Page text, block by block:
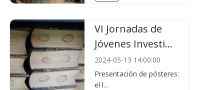
VI Jornadas de
Jóvenes Investi...
2024-05-13 14:00:00
Presentación de pósteres:
el l...